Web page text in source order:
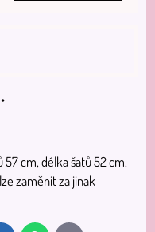
•
cm, délka šatů 52 cm.
zaměnit za jinak